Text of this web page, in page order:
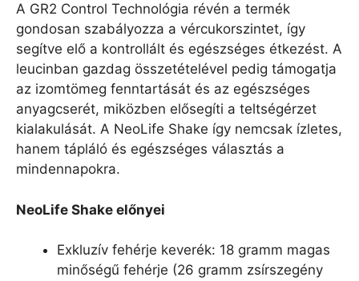
A GR2 Control Technológia révén a termék
gondosan szabályozza a vércukorszintet, így
segítve elő a kontrollált és egészséges étkezést. A
leucinban gazdag összetételével pedig támogatja
az izomtömeg fenntartását és az egészséges
anyagcserét, miközben elősegíti a teltségérzet
kialakulását. A NeoLife Shake így nemcsak ízletes,
hanem tápláló és egészséges választás a
mindennapokra.
NeoLife Shake előnyei
Exkluzív fehérje keverék: 18 gramm magas
minőségű fehérje (26 gramm zsírszegény